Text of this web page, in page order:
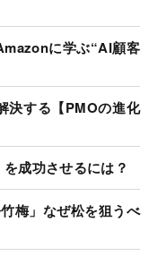
に学ぶ“AI顧客
決する【PMOの進化
成功させるには？
梅」なぜ松を狙うべ